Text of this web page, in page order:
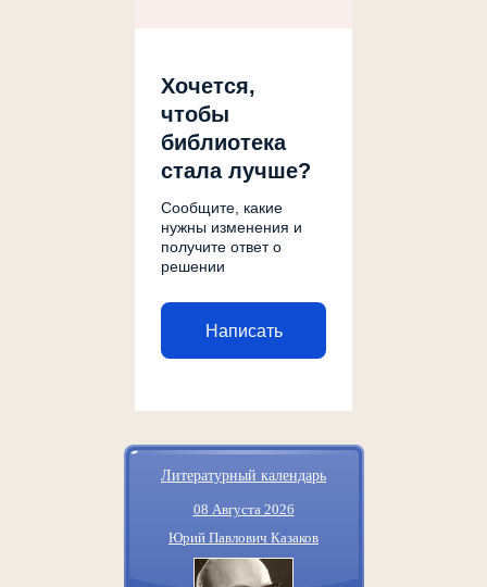
Хочется,
чтобы
библиотека
стала лучше?
Сообщите, какие
нужны изменения и
получите ответ о
решении
Написать
Литературный календарь
08 Августа 2026
Юрий Павлович Казаков